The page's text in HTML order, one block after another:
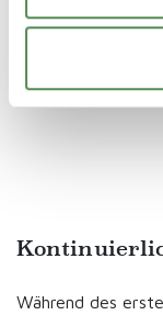
bewältigen.
Während des